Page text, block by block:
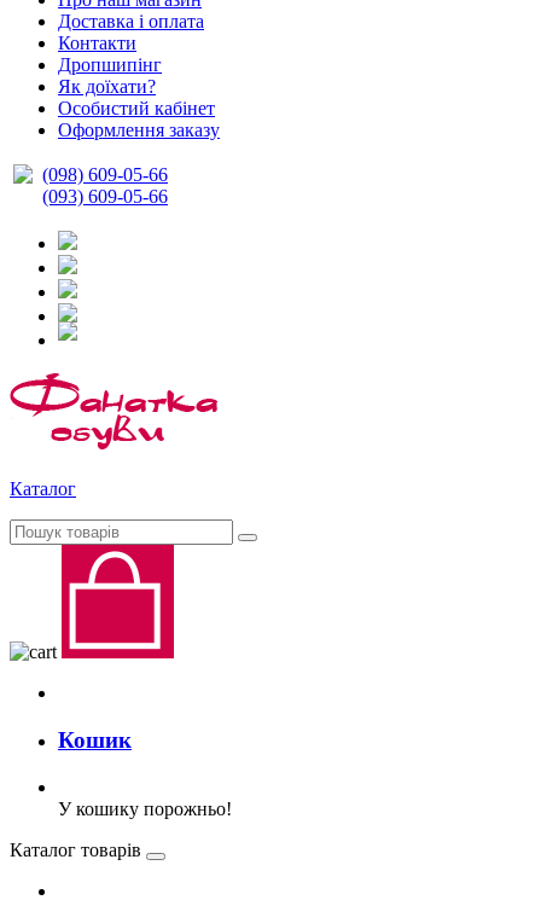
Доставка і оплата
Контакти
Дропшипінг
Як доїхати?
Особистий кабінет
Оформлення заказу
(098) 609-05-66
(093) 609-05-66
Каталог
Кошик
У кошику порожньо!
Каталог товарів